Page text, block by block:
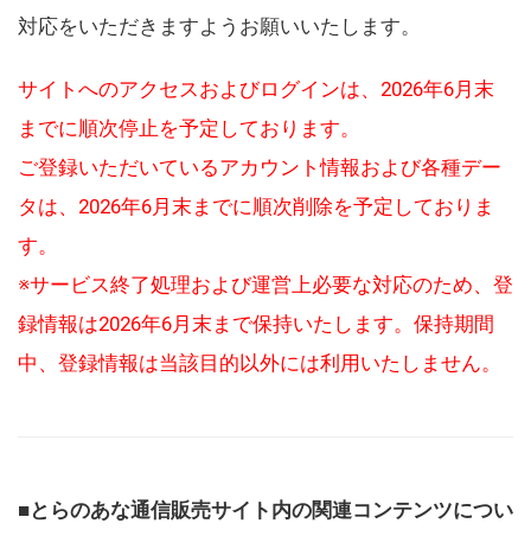
対応をいただきますようお願いいたします。
サイトへのアクセスおよびログインは、2026年6月末
までに順次停止を予定しております。
ご登録いただいているアカウント情報および各種デー
タは、2026年6月末までに順次削除を予定しておりま
す。
※サービス終了処理および運営上必要な対応のため、登
録情報は2026年6月末まで保持いたします。保持期間
中、登録情報は当該目的以外には利用いたしません。
■とらのあな通信販売サイト内の関連コンテンツについ